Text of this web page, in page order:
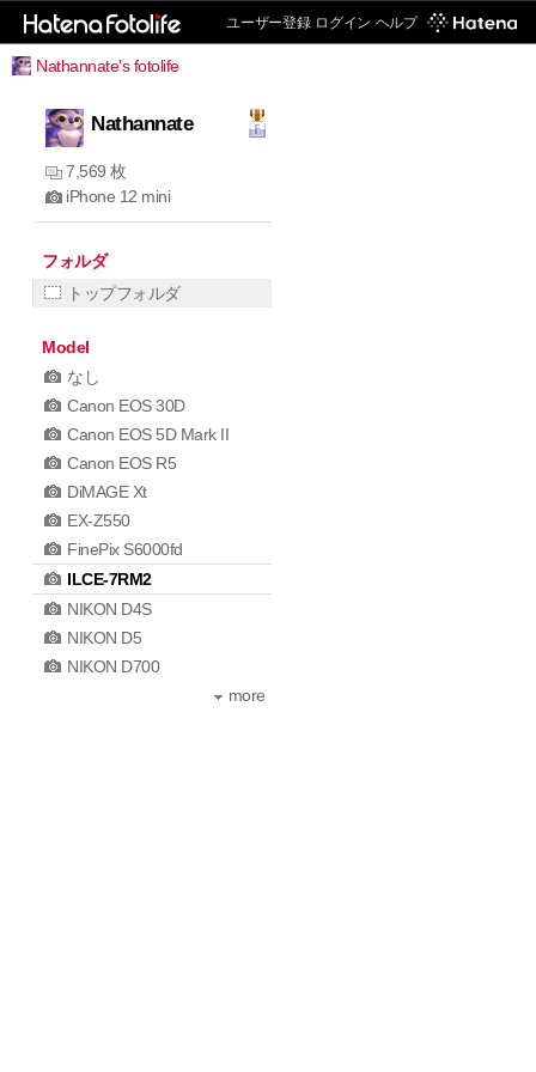
ユーザー登録 ログイン ヘルプ
Nathannate's fotolife
Nathannate
7,569 枚
iPhone 12 mini
フォルダ
トップフォルダ
Model
なし
Canon EOS 30D
Canon EOS 5D Mark II
Canon EOS R5
DiMAGE Xt
EX-Z550
FinePix S6000fd
ILCE-7RM2
NIKON D4S
NIKON D5
NIKON D700
more